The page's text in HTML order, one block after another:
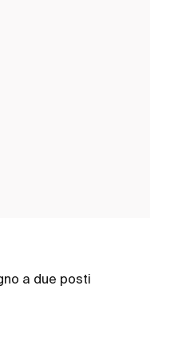
a due posti